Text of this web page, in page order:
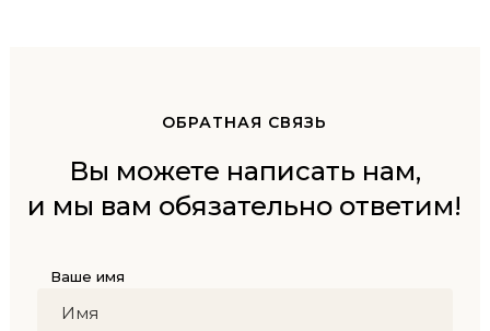
ОБРАТНАЯ СВЯЗЬ
Вы можете написать нам,
и мы вам обязательно ответим!
Ваше имя